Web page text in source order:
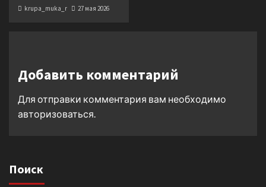
krupa_muka_r 27 мая 2026
Добавить комментарий
Для отправки комментария вам необходимо
авторизоваться.
Поиск